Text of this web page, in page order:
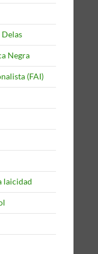
Delas
Negra
(FAI)
laicidad